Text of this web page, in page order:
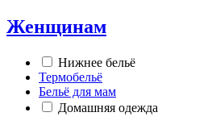
Женщинам
Нижнее бельё
Термобельё
Бельё для мам
Домашняя одежда